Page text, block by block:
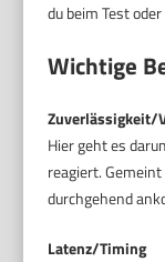
du beim Test
Wichtige
Zuverlässigkeit/
Hier geht es
reagiert.
durchgehend
Latenz/Timing